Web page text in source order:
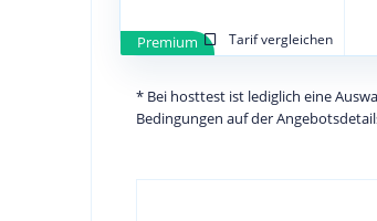
Premium Tarif vergleichen
* Bei hosttest ist lediglich eine
Bedingungen auf der